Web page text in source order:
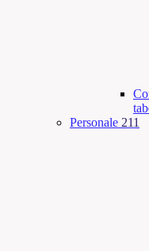
Personale 211